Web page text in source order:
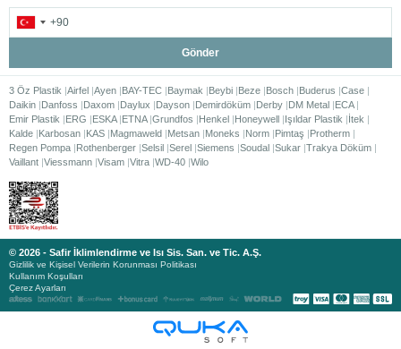
Gönder
3 Öz Plastik Airfel Ayen BAY-TEC Baymak Beybi Beze Bosch Buderus Case
Daikin Danfoss Daxom Daylux Dayson Demirdöküm Derby DM Metal ECA
Emir Plastik
ERG ESKA ETNA Grundfos Henkel Honeywell Işıldar Plastik
İtek
Kalde Karbosan KAS Magmaweld Metsan Moneks Norm Pimtaş
Protherm
Regen Pompa Rothenberger Selsil Serel Siemens Soudal Sukar Trakya Döküm
Vaillant Viessmann Visam Vitra WD-40 Wilo
© 2026 - Safir İklimlendirme ve Isı Sis. San. ve Tic. A.Ş.
Gizlilik ve Kişisel Verilerin Korunması Politikası
Kullanım Koşulları
Çerez Ayarları